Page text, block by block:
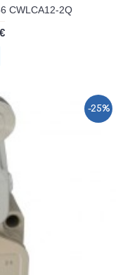
CWLCA12-2Q
-25%